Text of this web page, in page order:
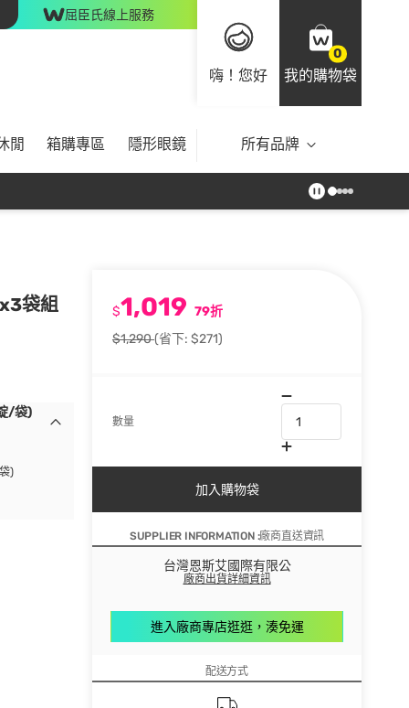
屈臣氏線上服務
嗨！您好
0
我的購物袋
閒 箱購專區 隱形眼鏡 所有品牌
袋組
$1,019 79折
$1,290(省下: $271)
數量
加入購物袋
SUPPLIER INFORMATION :廠商直送資訊
台灣恩斯艾國際有限公
廠商出貨詳細資訊
進入廠商專店逛逛，湊免運
配送方式
/袋)
)